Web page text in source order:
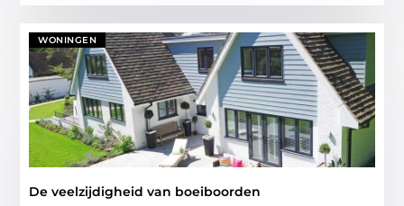
WONINGEN
De veelzijdigheid van boeiboorden